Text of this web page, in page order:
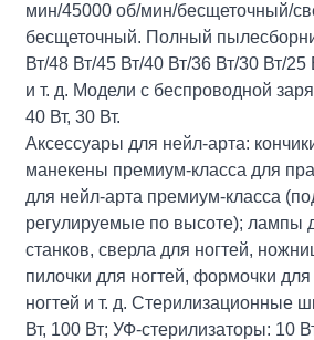
мин/45000 об/мин/бесщеточный/
бесщеточный. Полный
Вт/48 Вт/45 Вт/40 Вт/36 Вт/30 Вт/25
и т. д. Модели с беспроводной
40 Вт, 30 Вт.
Аксессуары для нейл-арта:
манекены премиум-класса для
для нейл-арта премиум-класса
регулируемые по высоте); лампы
станков, сверла для ногтей,
пилочки для ногтей, формочки
ногтей и т. д. Стерилизационные
Вт, 100 Вт; УФ-стерилизаторы: 10